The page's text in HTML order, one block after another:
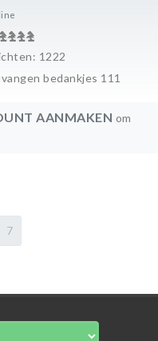
1222
bedankjes 111
AANMAKEN om
7